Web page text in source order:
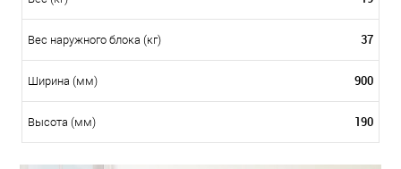
Вес наружного блока (кг) 37
Ширина (мм) 900
Высота (мм) 190